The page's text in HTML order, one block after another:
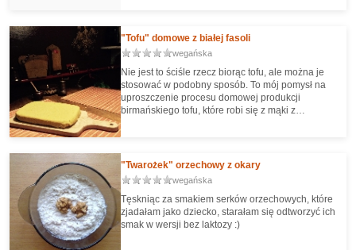
"Tofu" domowe z białej fasoli
wegańska
Nie jest to ściśle rzecz biorąc tofu, ale można je
stosować w podobny sposób. To mój pomysł na
uproszczenie procesu domowej produkcji
birmańskiego tofu, które robi się z mąki z
"Twarożek" orzechowy z okary
wegańska
Tęskniąc za smakiem serków orzechowych, które
zjadałam jako dziecko, starałam się odtworzyć ich
smak w wersji bez laktozy :)